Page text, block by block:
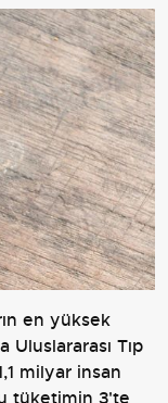
en yüksek
Tıp
milyar insan
tüketimin 3'te